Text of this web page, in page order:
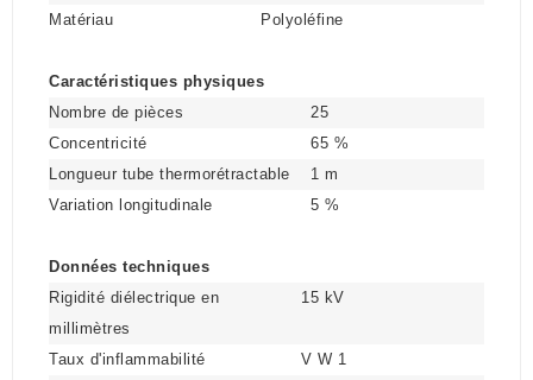
Matériau
Polyoléfine
Caractéristiques physiques
Nombre de pièces
25
Concentricité
65 %
Longueur tube thermorétractable
1 m
Variation longitudinale
5 %
Données techniques
Rigidité diélectrique en
millimètres
15 kV
Taux d'inflammabilité
V W 1